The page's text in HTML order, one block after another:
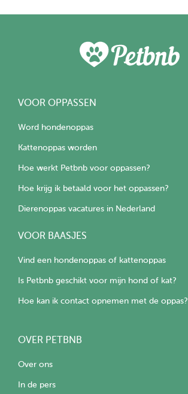
VOOR OPPASSEN
Word hondenoppas
Kattenoppas worden
Hoe werkt Petbnb voor oppassen?
Hoe krijg ik betaald voor het oppassen?
Dierenoppas vacatures in Nederland
VOOR BAASJES
Vind een hondenoppas of kattenoppas
Is Petbnb geschikt voor mijn hond of kat?
Hoe kan ik contact opnemen met de oppas?
OVER PETBNB
Over ons
In de pers